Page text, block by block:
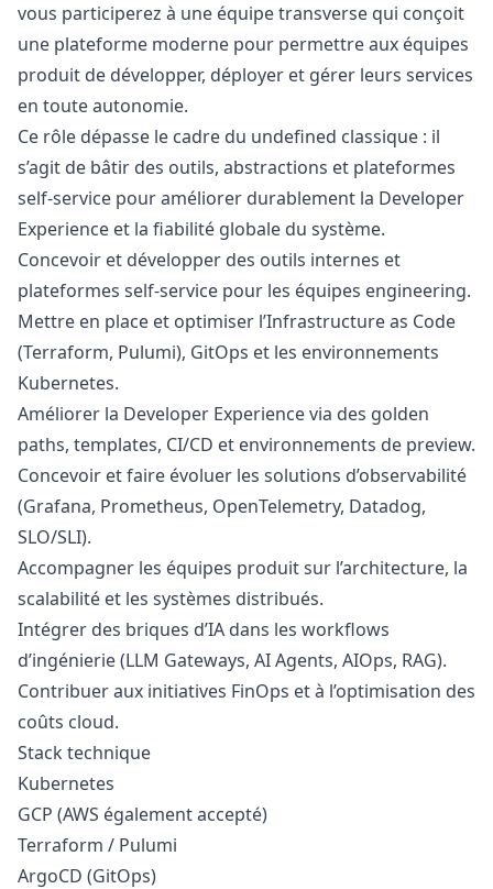
vous participerez à une équipe transverse qui conçoit
une plateforme moderne pour permettre aux équipes
produit de développer, déployer et gérer leurs services
en toute autonomie.
Ce rôle dépasse le cadre du undefined classique : il
s’agit de bâtir des outils, abstractions et plateformes
self-service pour améliorer durablement la Developer
Experience et la fiabilité globale du système.
Concevoir et développer des outils internes et
plateformes self-service pour les équipes engineering.
Mettre en place et optimiser l’Infrastructure as Code
(Terraform, Pulumi), GitOps et les environnements
Kubernetes.
Améliorer la Developer Experience via des golden
paths, templates, CI/CD et environnements de preview.
Concevoir et faire évoluer les solutions d’observabilité
(Grafana, Prometheus, OpenTelemetry, Datadog,
SLO/SLI).
Accompagner les équipes produit sur l’architecture, la
scalabilité et les systèmes distribués.
Intégrer des briques d’IA dans les workflows
d’ingénierie (LLM Gateways, AI Agents, AIOps, RAG).
Contribuer aux initiatives FinOps et à l’optimisation des
coûts cloud.
Stack technique
Kubernetes
GCP (AWS également accepté)
Terraform / Pulumi
ArgoCD (GitOps)